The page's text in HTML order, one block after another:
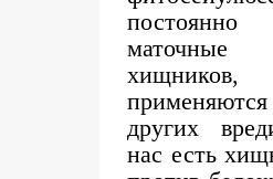
постоянно
маточные
хищников,
других
нас есть